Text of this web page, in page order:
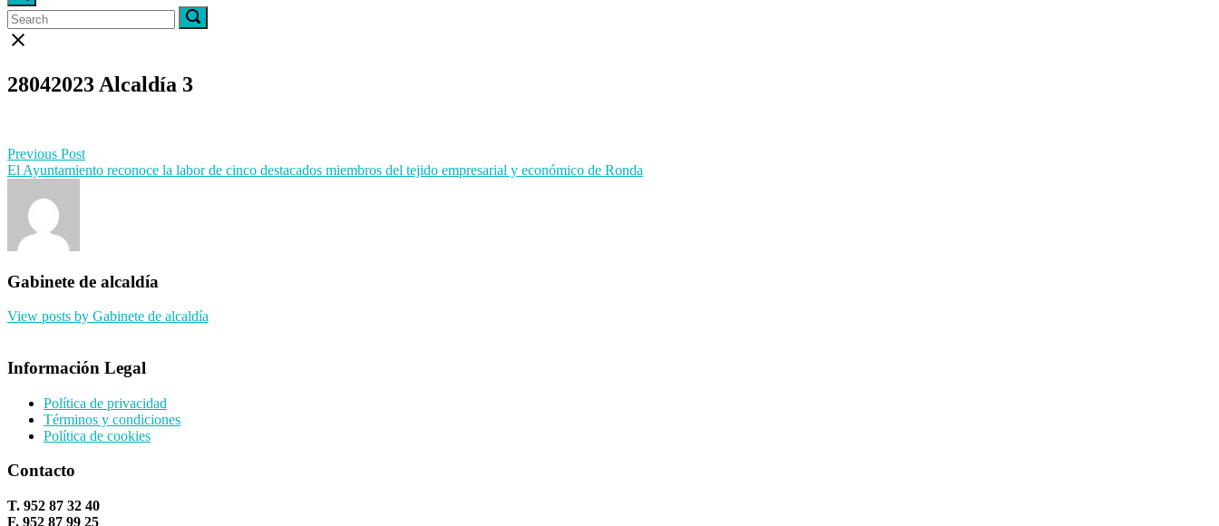
search
bar
Search
for:
Search
for:
Search
Close
28042023 Alcaldía 3
Post
navigation
Previous Post
El Ayuntamiento reconoce la labor de cinco destacados miembros del tejido empresarial y económico de Ronda
Gabinete de alcaldía
View posts by Gabinete de alcaldía
Información Legal
Política de privacidad
Términos y condiciones
Política de cookies
Contacto
T. 952 87 32 40
F. 952 87 99 25